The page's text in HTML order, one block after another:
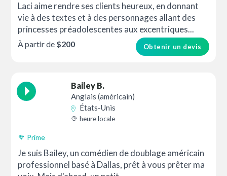
Laci aime rendre ses clients heureux, en donnant
vie à des textes et à des personnages allant des
princesses préadolescentes aux excentriques...
Obtenir un devis
À partir de $200
Bailey B.
Anglais (américain)
États-Unis
heure locale
Prime
Je suis Bailey, un comédien de doublage américain
professionnel basé à Dallas, prêt à vous prêter ma